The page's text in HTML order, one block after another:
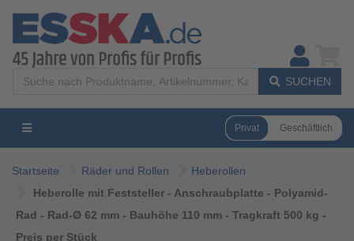
SUCHEN
Privat Geschäftlich
Startseite Räder und Rollen
Heberollen
Heberolle mit Feststeller - Anschraubplatte - Polyamid-
Rad - Rad-Ø 62 mm - Bauhöhe 110 mm - Tragkraft 500 kg -
Preis per Stück